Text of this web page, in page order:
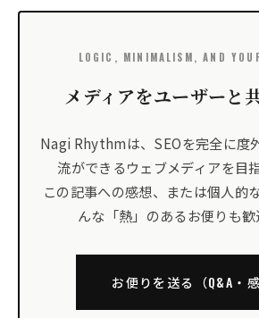
LOGIC, MINIMALISM, AND
メディアをユーザーと
Nagi Rhythmは、SEOを完全に度
流ができるウェブメディアを目
この記事への感想、または個人的
んな「熱」のあるお便りも歓
お便りを送る（Q&A・感